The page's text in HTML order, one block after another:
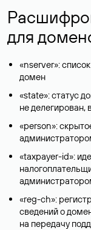
для
«nserver»:
домен
«state»: статус
не
«person»:
«taxpayer-id»:
«reg-ch»:
сведений о
на передачу